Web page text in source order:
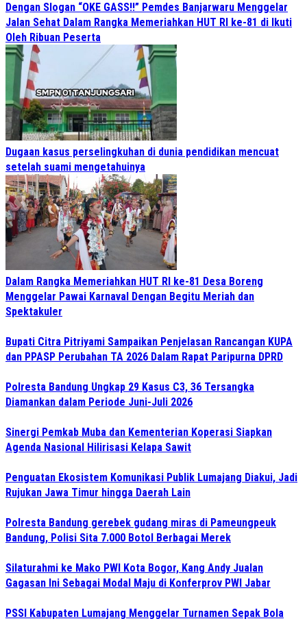
Dengan Slogan “OKE GASS!!” Pemdes Banjarwaru Menggelar
Jalan Sehat Dalam Rangka Memeriahkan HUT RI ke-81 di Ikuti
Oleh Ribuan Peserta
Dugaan kasus perselingkuhan di dunia pendidikan mencuat
setelah suami mengetahuinya
Dalam Rangka Memeriahkan HUT RI ke-81 Desa Boreng
Menggelar Pawai Karnaval Dengan Begitu Meriah dan
Spektakuler
Bupati Citra Pitriyami Sampaikan Penjelasan Rancangan KUPA
dan PPASP Perubahan TA 2026 Dalam Rapat Paripurna DPRD
Polresta Bandung Ungkap 29 Kasus C3, 36 Tersangka
Diamankan dalam Periode Juni-Juli 2026
Sinergi Pemkab Muba dan Kementerian Koperasi Siapkan
Agenda Nasional Hilirisasi Kelapa Sawit
Penguatan Ekosistem Komunikasi Publik Lumajang Diakui, Jadi
Rujukan Jawa Timur hingga Daerah Lain
Polresta Bandung gerebek gudang miras di Pameungpeuk
Bandung, Polisi Sita 7.000 Botol Berbagai Merek
Silaturahmi ke Mako PWI Kota Bogor, Kang Andy Jualan
Gagasan Ini Sebagai Modal Maju di Konferprov PWI Jabar
PSSI Kabupaten Lumajang Menggelar Turnamen Sepak Bola